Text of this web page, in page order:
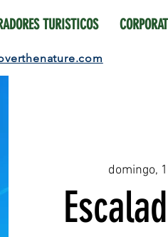
TURISTICOS
domingo,